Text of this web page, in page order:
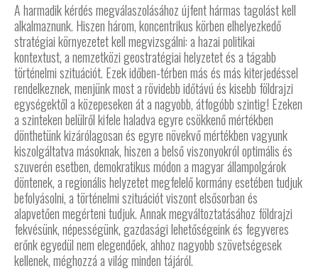
A harmadik kérdés megválaszolásához újfent hármas tagolást kell
alkalmaznunk. Hiszen három, koncentrikus körben elhelyezkedő
stratégiai környezetet kell megvizsgálni: a hazai politikai
kontextust, a nemzetközi geostratégiai helyzetet és a tágabb
történelmi szituációt. Ezek időben-térben más és más kiterjedéssel
rendelkeznek, menjünk most a rövidebb időtávú és kisebb földrajzi
egységektől a közepeseken át a nagyobb, átfogóbb szintig! Ezeken
a szinteken belülről kifele haladva egyre csökkenő mértékben
dönthetünk kizárólagosan és egyre növekvő mértékben vagyunk
kiszolgáltatva másoknak, hiszen a belső viszonyokról optimális és
szuverén esetben, demokratikus módon a magyar állampolgárok
döntenek, a regionális helyzetet megfelelő kormány esetében tudjuk
befolyásolni, a történelmi szituációt viszont elsősorban és
alapvetően megérteni tudjuk. Annak megváltoztatásához földrajzi
fekvésünk, népességünk, gazdasági lehetőségeink és fegyveres
erőnk egyedül nem elegendőek, ahhoz nagyobb szövetségesek
kellenek, méghozzá a világ minden tájáról.